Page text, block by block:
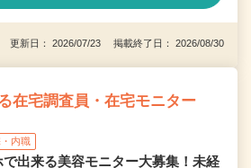
更新日： 2026/07/23 掲載終了日： 2026/08/30
在宅調査員・在宅モニター
内職
出来る美容モニター大募集！未経